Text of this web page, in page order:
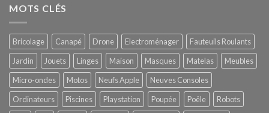
MOTS CLÉS
Bricolage Canapé Drone Electroménager
Fauteuils Roulants
Jardin
Jouets Linges Maison Masques Matelas
Meubles
Micro-ondes
Motos Neufs Apple
Neuves Consoles
Ordinateurs
Piscines Playstation Poupée Poêle
Robots